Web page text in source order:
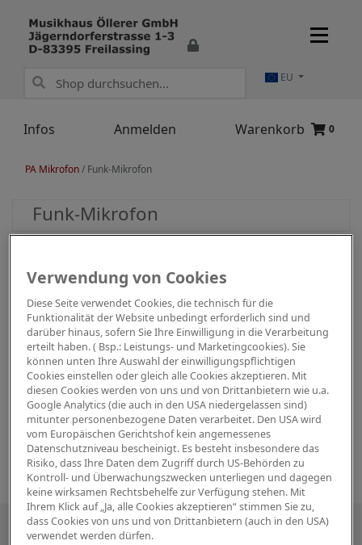
Infos Anmelden Warenkorb 0
EU
PA Mikrofon/ Funk-Mikrofon
Funk-Mikrofon
Besuchen Sie uns auch in den sozialen
Verwendung von Cookies
Diese Seite verwendet Cookies, die technisch für die
Funktionalität der Website unbedingt erforderlich sind und
darüber hinaus, sofern Sie Ihre Einwilligung in die Verarbeitung
erteilt haben. ( Bsp.: Leistungs- und Marketingcookies). Sie
können unten Ihre Auswahl der einwilligungspflichtigen
Cookies einstellen oder gleich alle Cookies akzeptieren. Mit
diesen Cookies werden von uns und von Drittanbietern wie u.a.
Google Analytics (die auch in den USA niedergelassen sind)
mitunter personenbezogene Daten verarbeitet. Den USA wird
vom Europäischen Gerichtshof kein angemessenes
Datenschutzniveau bescheinigt. Es besteht insbesondere das
Risiko, dass Ihre Daten dem Zugriff durch US-Behörden zu
Kontroll- und Überwachungszwecken unterliegen und dagegen
keine wirksamen Rechtsbehelfe zur Verfügung stehen. Mit
Ihrem Klick auf „Ja, alle Cookies akzeptieren“ stimmen Sie zu,
dass Cookies von uns und von Drittanbietern (auch in den USA)
verwendet werden dürfen.